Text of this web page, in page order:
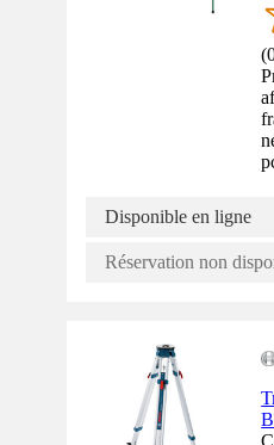
(
Disponible en ligne
Réservation non